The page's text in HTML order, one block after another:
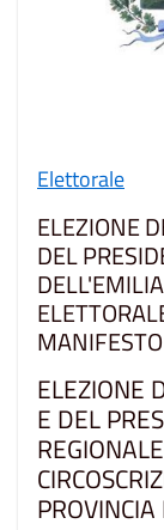
Elettorale
ELEZIONE
DEL
ELEZIONE
E DEL